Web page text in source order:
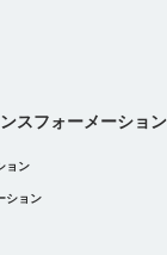
スフォーメーション
スフォーメーション
ョン
ション